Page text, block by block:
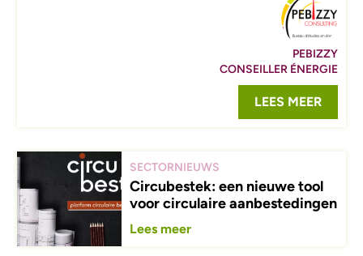
PEBIZZY
CONSEILLER ÉNERGIE
LEES MEER
SECTORNIEUWS
Circubestek: een nieuwe tool
voor circulaire aanbestedingen
Lees meer